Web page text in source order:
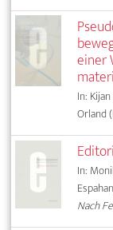
einer
In:
Orland
In:
Nach